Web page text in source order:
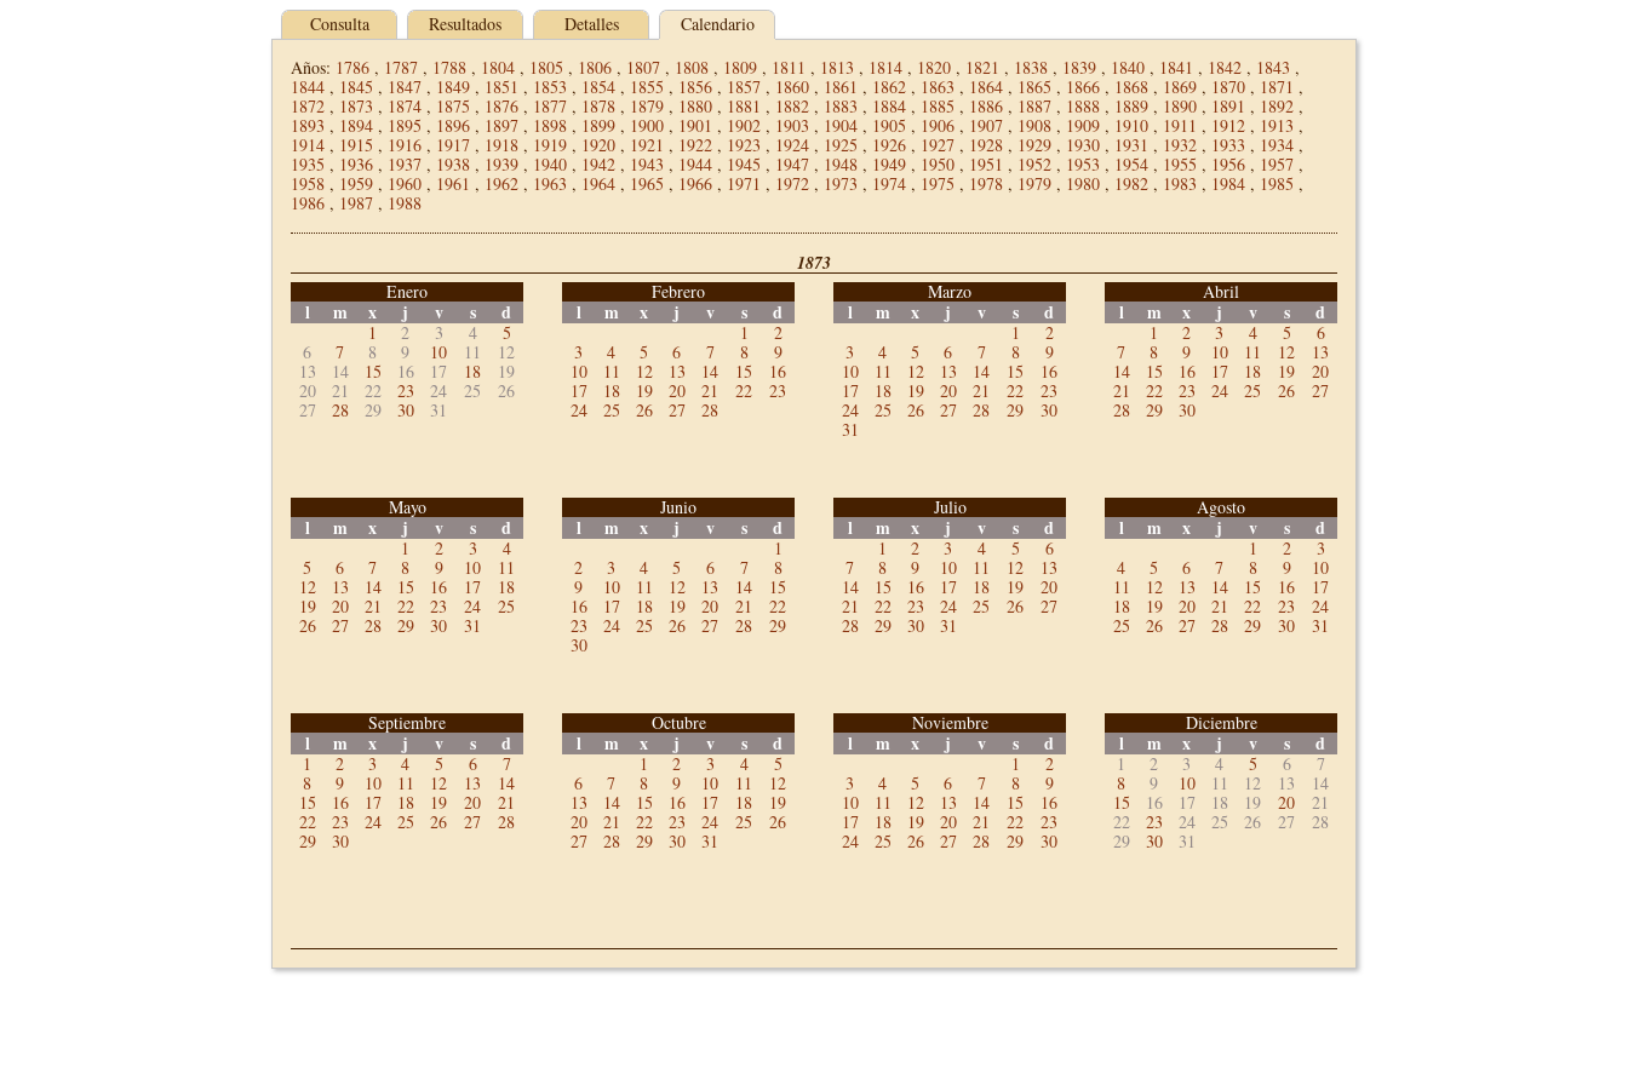
Consulta Resultados Detalles
Calendario
Años: 1786 , 1787 , 1788 , 1804 , 1805 , 1806 , 1807 , 1808 , 1809 , 1811 , 1813 , 1814 , 1820 , 1821 , 1838 , 1839 , 1840 , 1841 , 1842 , 1843 ,
1844 , 1845 , 1847 , 1849 , 1851 , 1853 , 1854 , 1855 , 1856 , 1857 , 1860 , 1861 , 1862 , 1863 , 1864 , 1865 , 1866 , 1868 , 1869 , 1870 , 1871 ,
1872 , 1873 , 1874 , 1875 , 1876 , 1877 , 1878 , 1879 , 1880 , 1881 , 1882 , 1883 , 1884 , 1885 , 1886 , 1887 , 1888 , 1889 , 1890 , 1891 , 1892 ,
1893 , 1894 , 1895 , 1896 , 1897 , 1898 , 1899 , 1900 , 1901 , 1902 , 1903 , 1904 , 1905 , 1906 , 1907 , 1908 , 1909 , 1910 , 1911 , 1912 , 1913 ,
1914 , 1915 , 1916 , 1917 , 1918 , 1919 , 1920 , 1921 , 1922 , 1923 , 1924 , 1925 , 1926 , 1927 , 1928 , 1929 , 1930 , 1931 , 1932 , 1933 , 1934 ,
1935 , 1936 , 1937 , 1938 , 1939 , 1940 , 1942 , 1943 , 1944 , 1945 , 1947 , 1948 , 1949 , 1950 , 1951 , 1952 , 1953 , 1954 , 1955 , 1956 , 1957 ,
1958 , 1959 , 1960 , 1961 , 1962 , 1963 , 1964 , 1965 , 1966 , 1971 , 1972 , 1973 , 1974 , 1975 , 1978 , 1979 , 1980 , 1982 , 1983 , 1984 , 1985 ,
1986 , 1987 , 1988
1873
Enero
l m x j v s d
1 2 3 4
5
6
7 8 9 10 11
12
13
14 15 16 17 18
19
20
21 22 23 24 25
26
27
28 29 30 31
Febrero
l m x j v s d
1
2
3
4 5 6 7 8
9
10
11 12 13 14 15
16
17
18 19 20 21 22
23
24
25 26 27 28
Marzo
l m x j v s d
1
2
3
4 5 6 7 8
9
10
11 12 13 14 15
16
17
18 19 20 21 22
23
24
25 26 27 28 29
30
31
Abril
l m x j v s d
1 2 3 4 5
6
7
8 9 10 11 12
13
14
15 16 17 18 19
20
21
22 23 24 25 26
27
28
29 30
Mayo
l m x j v s d
1 2 3
4
5
6 7 8 9 10
11
12
13 14 15 16 17
18
19
20 21 22 23 24
25
26
27 28 29 30 31
Junio
l m x j v s d
1
2
3 4 5 6 7
8
9
10 11 12 13 14
15
16
17 18 19 20 21
22
23
24 25 26 27 28
29
30
Julio
l m x j v s d
1 2 3 4 5
6
7
8 9 10 11 12
13
14
15 16 17 18 19
20
21
22 23 24 25 26
27
28
29 30 31
Agosto
l m x j v s d
1 2
3
4
5 6 7 8 9
10
11
12 13 14 15 16
17
18
19 20 21 22 23
24
25
26 27 28 29 30 31
Septiembre
l m x j v s d
1 2 3 4 5 6
7
8
9 10 11 12 13
14
15
16 17 18 19 20
21
22
23 24 25 26 27
28
29
30
Octubre
l m x j v s d
1 2 3 4
5
6
7 8 9 10 11
12
13
14 15 16 17 18
19
20
21 22 23 24 25
26
27
28 29 30 31
Noviembre
l m x j v s d
1
2
3
4 5 6 7 8
9
10
11 12 13 14 15
16
17
18 19 20 21 22
23
24
25 26 27 28 29 30
Diciembre
l m x j v s d
1 2 3 4 5 6
7
8
9 10 11 12 13
14
15
16 17 18 19 20
21
22
23 24 25 26 27
28
29
30 31